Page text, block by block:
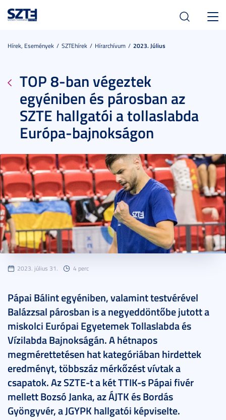
Hírek, Események SZTEhírek Hírarchívum 2023. Július
TOP 8-ban végeztek
egyéniben és párosban az
SZTE hallgatói a tollaslabda
Európa-bajnokságon
2023. július 31. 4 perc
Pápai Bálint egyéniben, valamint testvérével
Balázzsal párosban is a negyeddöntőbe jutott a
miskolci Európai Egyetemek Tollaslabda és
Vízilabda Bajnokságán. A hétnapos
megmérettetésen hat kategóriában hirdettek
eredményt, többszáz mérkőzést vívtak a
csapatok. Az SZTE-t a két TTIK-s Pápai fivér
mellett Bozsó Janka, az ÁJTK és Bordás
Gyöngyvér, a JGYPK hallgatói képviselte.